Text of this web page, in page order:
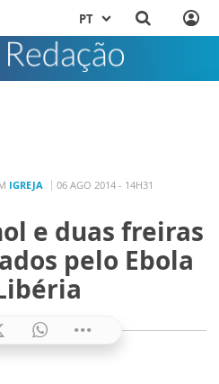
PT
IGREJA 06 AGO 2014 - 14H31
e duas freiras
pelo Ebola